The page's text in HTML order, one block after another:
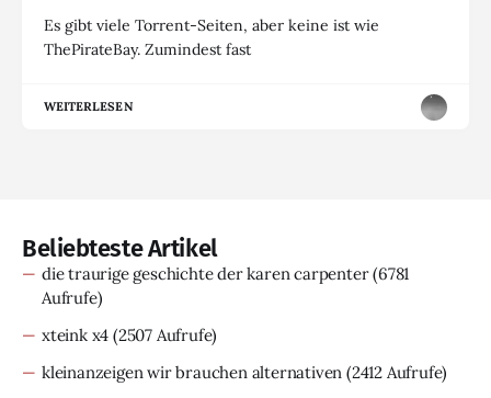
Es gibt viele Torrent-Seiten, aber keine ist wie
ThePirateBay. Zumindest fast
WEITERLESEN
Beliebteste Artikel
die traurige geschichte der karen carpenter(6781
Aufrufe)
xteink x4 (2507 Aufrufe)
kleinanzeigen wir brauchen alternativen (2412 Aufrufe)